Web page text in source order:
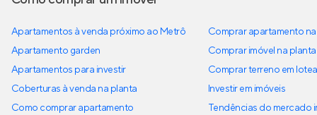
Apartamentos à venda próximo ao Metrô
Apartamento garden
Apartamentos para investir
Coberturas à venda na planta
Como comprar apartamento
Comprar apartamento
Comprar imóvel na planta
Comprar terreno em
Investir em imóveis
Tendências do mercado